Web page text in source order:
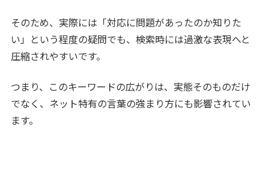
そのため、実際には「対応に問題があったのか知りた
い」という程度の疑問でも、検索時には過激な表現へと
圧縮されやすいです。
つまり、このキーワードの広がりは、実態そのものだけ
でなく、ネット特有の言葉の強まり方にも影響されてい
ます。